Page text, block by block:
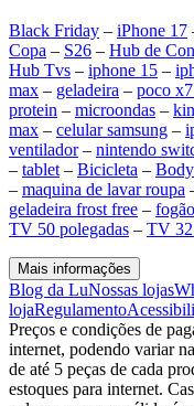
Black Friday – iPhone 17
Copa – S26 – Hub de
Hub Tvs – iphone 15 –
max – geladeira – poco
protein – microondas –
max – celular samsung –
ventilador– nintendo
– tablet – Bicicleta –
– maquina de lavar roupa
geladeira frost free –
TV 50 polegadas – TV 32
Mais informações
Blog da LuNossas lojas
lojaRegulamento
Preços e condições de
internet, podendo variar
de até 5 peças de cada
estoques para internet.